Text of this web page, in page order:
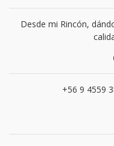
Desde mi Rincón,
+56 9 4559